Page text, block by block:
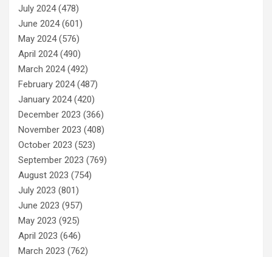
July 2024(478)
June 2024(601)
May 2024(576)
April 2024(490)
March 2024(492)
February 2024(487)
January 2024(420)
December 2023 (366)
November 2023 (408)
October 2023 (523)
September 2023 (769)
August 2023 (754)
July 2023 (801)
June 2023 (957)
May 2023 (925)
April 2023 (646)
March 2023 (762)